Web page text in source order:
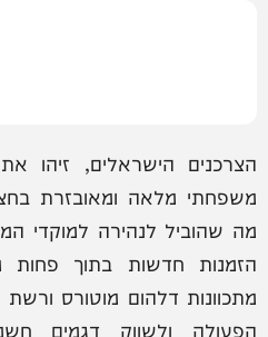
הצרכנים הישראלים, זיהו
משפחתי מלאה ומאובזרת
הזמנות חדשות בתוך פחות
מתכוונות דלהום מוטורס
הפעולה ולשווק דגמים